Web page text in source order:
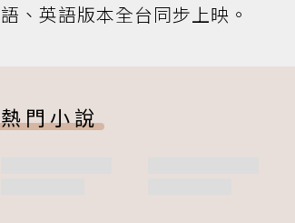
語、英語版本全台同步上映。
熱門小說